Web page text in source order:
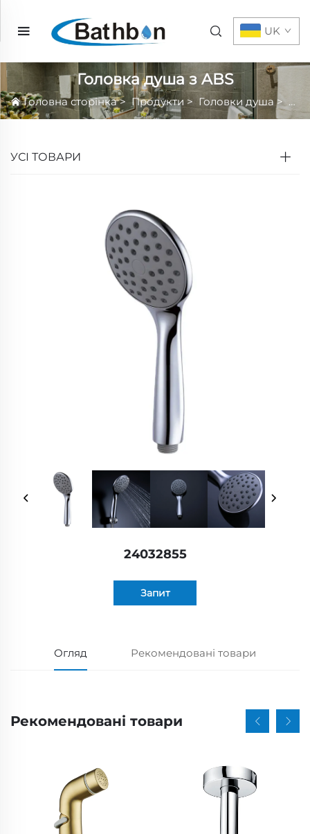
UK
Головка душа з ABS
Головна сторінка>Продукти > Головки душа >
УСІ ТОВАРИ
24032855
Запит
Огляд Рекомендовані товари
Рекомендовані товари